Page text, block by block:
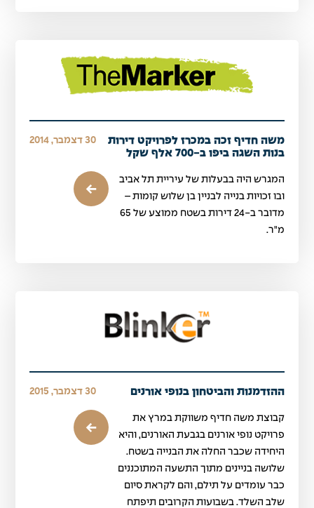
משה חדיף זכה במכרז לפרויקט דירות
בנות השגה ביפו ב-700 אלף שקל
30 דצמבר, 2014
המגרש היה בבעלות של עיריית תל אביב
ובו זכויות בנייה לבניין בן שלוש קומות –
מדובר ב-24 דירות בשטח ממוצע של 65
מ"ר.
ההזדמנות והביטחון בנופי אורנים 30 דצמבר, 2015
קבוצת משה חדיף משווקת במרץ את
פרויקט נופי אורנים בגבעת האורנים, והיא
היחידה שכבר החלה את הבנייה בשטח.
שלושה בניינים מתוך התשעה המתוכננים
כבר עומדים על תילם, והם לקראת סיום
שלב השלד. בשבועות הקרובים תיפתח